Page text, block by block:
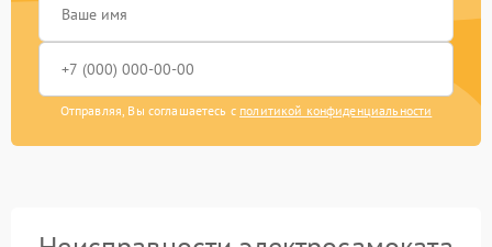
Отправляя, Вы соглашаетесь с политикой конфиденциальности